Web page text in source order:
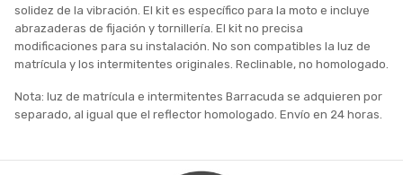
solidez de la vibración. El kit es específico para la moto e incluye
abrazaderas de fijación y tornillería. El kit no precisa
modificaciones para su instalación. No son compatibles la luz de
matrícula y los intermitentes originales. Reclinable, no homologado.
Nota: luz de matrícula e intermitentes Barracuda se adquieren por
separado, al igual que el reflector homologado. Envío en 24 horas.